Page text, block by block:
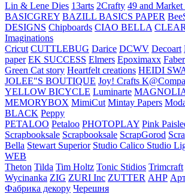
Lin & Lene Dies 13arts 2Crafty 49 and Market
BASICGREY BAZILL BASICS PAPER
DESIGNS Chipboards CIAO BELLA
Imaginations
Cricut CUTTLEBUG Darice DCWV Decoart
paper EK SUCCESS Elmers Epoximaxx
Green Cat story Heartfelt creations HEIDI
JOLEE"S BOUTIQUE Joy! Crafts
YELLOW BICYCLE Luminarte
MEMORYBOX MimiCut Mintay Papers
BLACK Peppy
PETALOO Petaloo PHOTOPLAY Pink
Scrapbooksale Scrapbooksale ScrapGorod
Bella Stewart Superior Studio Calico Studio
WEB
Theton Tilda Tim Holtz Tonic Stidios Trimcraft
Wycinanka ZIG ZURI Inc ZUTTER АНР
Фабрика декору Черешня